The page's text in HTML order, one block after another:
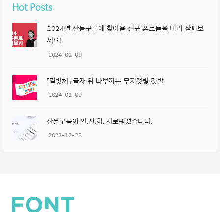
Hot Posts
2024년 산돌구름에 찾아올 신규 폰트들을 미리 살펴보
세요!
2024-01-09
「길벗체」 글자 위 나부끼는 무지갯빛 깃발
2024-01-09
산돌구름이 완.전.히. 새로워졌습니다.
2023-12-28